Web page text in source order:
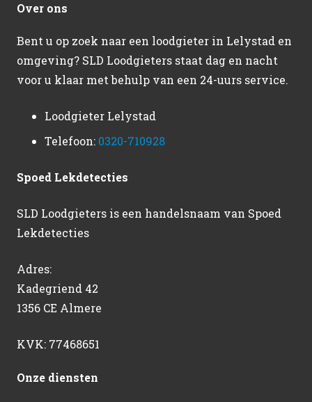
Over ons
Bent u op zoek naar een loodgieter in Lelystad en
omgeving? SLD Loodgieters staat dag en nacht
voor u klaar met behulp van een 24-uurs service.
Loodgieter Lelystad
Telefoon: 0320-710928
Spoed Lekdetecties
SLD Loodgieters is een handelsnaam van Spoed
Lekdetecties
Adres:
Kadegriend 42
1356 CE Almere
KVK: 77468651
Onze diensten